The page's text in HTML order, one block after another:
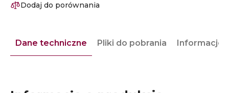
Dodaj do porównania
Dane techniczne Pliki do pobrania Informacje